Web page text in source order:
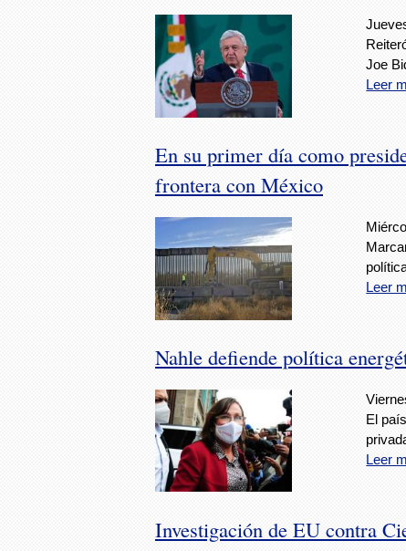
Joe
Leer
En su primer día como
frontera con México
Leer
Nahle defiende política
El
Leer
Investigación de EU contra